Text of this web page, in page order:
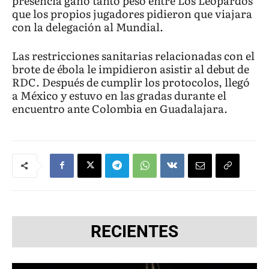
que los propios jugadores pidieron que viajara
con la delegación al Mundial.
Las restricciones sanitarias relacionadas con el
brote de ébola le impidieron asistir al debut de
RDC. Después de cumplir los protocolos, llegó
a México y estuvo en las gradas durante el
encuentro ante Colombia en Guadalajara.
RECIENTES